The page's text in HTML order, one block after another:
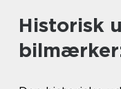
Historisk